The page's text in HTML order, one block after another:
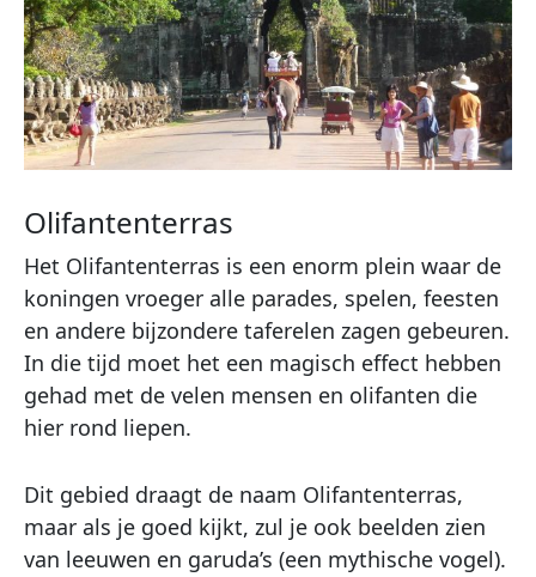
Olifantenterras
Het Olifantenterras is een enorm plein waar de
koningen vroeger alle parades, spelen, feesten
en andere bijzondere taferelen zagen gebeuren.
In die tijd moet het een magisch effect hebben
gehad met de velen mensen en olifanten die
hier rond liepen.
Dit gebied draagt de naam Olifantenterras,
maar als je goed kijkt, zul je ook beelden zien
van leeuwen en garuda’s (een mythische vogel).